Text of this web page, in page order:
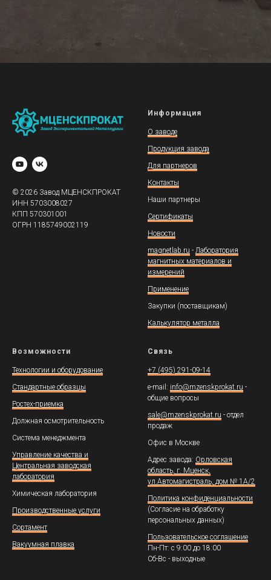
© 2026 Завод МЦЕНСКПРОКАТ
ИНН 5703008027
КПП 570301001
ОГРН 1185749002119
Информация
О заводе
Продукция завода
Для партнеров
Контакты
Наши партнеры
Сертификаты
Новости
magnetlab.ru - Лаборатория
магнитных материалов и
измерений
Применение
Закупки (поставщикам)
Калькулятор металла
Возможности
Технологии и оборудование
Стандартные образцы
Ростех-приемка
Должная осмотрительность
Система менеджмента
Управление качества и
Центральная заводская
лаборатория
Химическая лаборатория
Производственные услуги
Сортамент
Вакуумная плавка
Связь
+7 (495) 291-09-14
e-mail: info@mzenskprokat.ru -
общие вопросы
sale@mzenskprokat.ru - отдел
продаж
Офис в Москве
Адрес завода: Орловская
область, г. Мценск,
ул.Автомагистраль, дом № 1А/2
Политика конфиденциальности
(Согласие на обработку
персональных данных)
Пользовательское соглашение
Пн-Пт: с 9:00 до 18:00
Сб-Вс - выходные